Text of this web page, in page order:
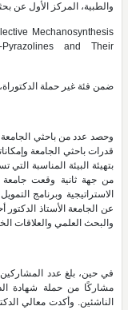
والطبية، المركز الأول عن
Mechanosynthesis
and Their
ضمن فئة غير حملة الدكتوراة،
وحصد عدد من باحثي الجامعة
قدرات باحثي الجامعة
بتهيئة البيئة المناسبة
من جهة ثانية وقعت جامعة
الاستراتيجية وبرنامج
عن الجامعة الأستاذ
والبحث العلمي والعلاقات
الناشئين. وأكدت معالي